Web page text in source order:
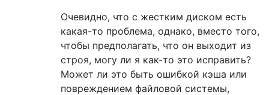
Очевидно, что с жестким диском есть
какая-то проблема, однако, вместо того,
чтобы предполагать, что он выходит из
строя, могу ли я как-то это исправить?
Может ли это быть ошибкой кэша или
повреждением файловой системы,